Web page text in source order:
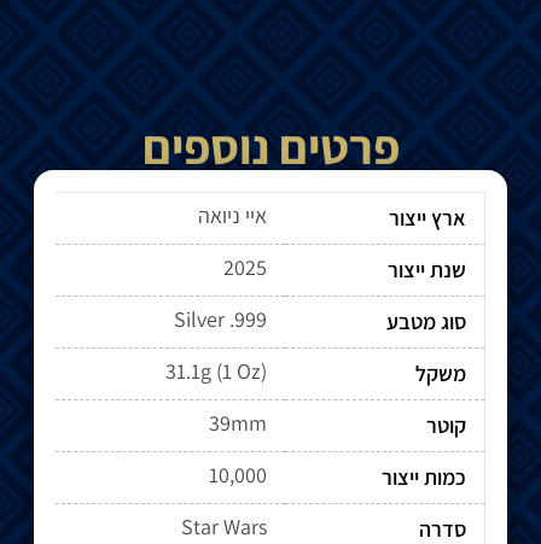
פרטים נוספים
ארץ ייצור
איי ניואה
שנת ייצור
2025
סוג מטבע
Silver .999
משקל
31.1g (1 Oz)
קוטר
39mm
כמות ייצור
10,000
סדרה
Star Wars